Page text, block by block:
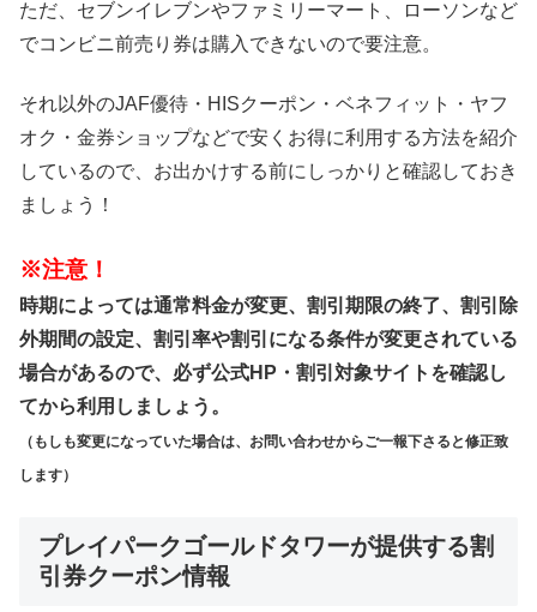
ただ、セブンイレブンやファミリーマート、ローソンなど
でコンビニ前売り券は購入できないので要注意。
それ以外のJAF優待・HISクーポン・ベネフィット・ヤフ
オク・金券ショップなどで安くお得に利用する方法を紹介
しているので、お出かけする前にしっかりと確認しておき
ましょう！
※注意！
時期によっては通常料金が変更、割引期限の終了、割引除
外期間の設定、割引率や割引になる条件が変更されている
場合があるので、必ず公式HP・割引対象サイトを確認し
てから利用しましょう。
（もしも変更になっていた場合は、お問い合わせからご一報下さると修正致
します）
プレイパークゴールドタワーが提供する割
引券クーポン情報